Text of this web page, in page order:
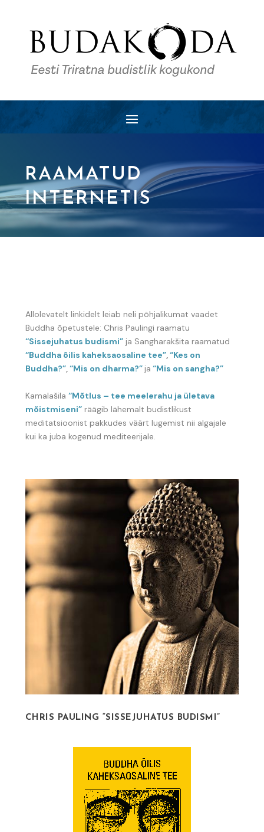
RAAMATUD
INTERNETIS
Allolevatelt linkidelt leiab neli põhjalikumat vaadet
Buddha õpetustele: Chris Paulingi raamatu
“Sissejuhatus budismi”ja Sangharakšita raamatud
“Buddha õilis kaheksaosaline tee”,“Kes on
Buddha?”,“Mis on dharma?”ja “Mis on sangha?”
Kamalašila “Mõtlus – tee meelerahu ja ületava
mõistmiseni”räägib lähemalt budistlikust
meditatsioonist pakkudes väärt lugemist nii algajale
kui ka juba kogenud mediteerijale.
CHRIS PAULING “SISSEJUHATUS BUDISMI”